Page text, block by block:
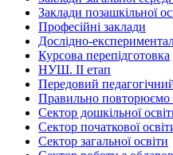
Заклади позашкільної
Професійні заклади
Дослідно-
Курсова перепідготовка
НУШ. ІІ етап
Передовий
Правильно повторюємо
Сектор дошкільної
Сектор початкової
Сектор загальної освіти